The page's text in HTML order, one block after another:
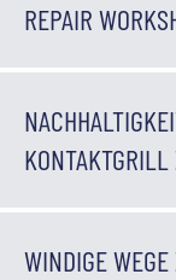
REPAIR
NACHHALTIGKEIT
WINDIGE